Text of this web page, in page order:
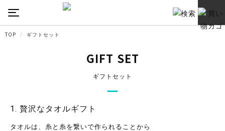
TOP ギフトセット
GIFT SET
ギフトセット
1. 贅沢なタオルギフト
タオルは、糸と糸を繋いで作られることから